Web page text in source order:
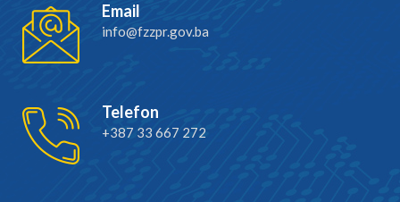
Email
info@fzzpr.gov.ba
Telefon
+387 33 667 272